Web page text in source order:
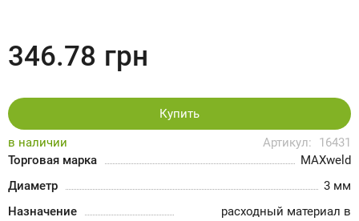
в наличии Артикул:
16431
Торговая марка
MAXweld
Диаметр
3 мм
Назначение
расходный материал в
346.78 грн
Купить